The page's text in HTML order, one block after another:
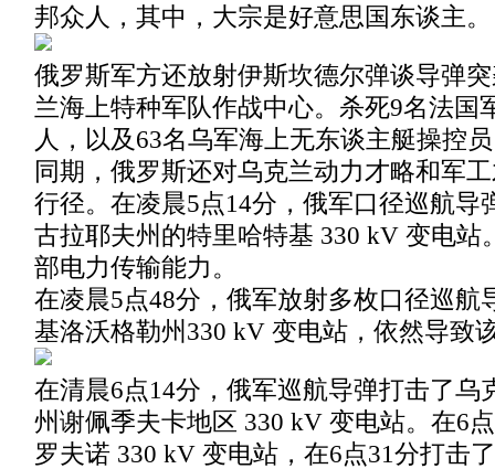
邦众人，其中，大宗是好意思国东谈主。
俄罗斯军方还放射伊斯坎德尔弹谈导弹
兰海上特种军队作战中心。杀死9名法国
人，以及63名乌军海上无东谈主艇操控
同期，俄罗斯还对乌克兰动力才略和军
行径。在凌晨5点14分，俄军口径巡航导
古拉耶夫州的特里哈特基 330 kV 变电站
部电力传输能力。
在凌晨5点48分，俄军放射多枚口径巡航
基洛沃格勒州330 kV 变电站，依然导致
在清晨6点14分，俄军巡航导弹打击了乌
州谢佩季夫卡地区 330 kV 变电站。在6
罗夫诺 330 kV 变电站，在6点31分打击